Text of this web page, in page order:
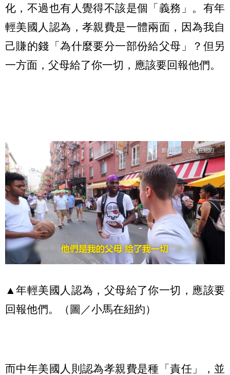
化，不過也有人覺得不該是個「義務」。有年
輕美國人認為，孝親費是一體兩面，因為我自
己賺的錢「為什麼要分一部份給父母」？但另
一方面，父母給了你一切，應該要回報他們。
▲年輕美國人認為，父母給了你一切，應該要
回報他們。（圖／小馬在紐約）
而中年美國人則認為孝親費是種「責任」，並